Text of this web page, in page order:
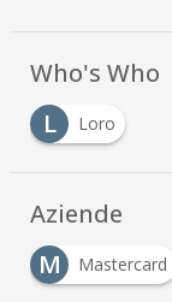
Who's Who
L
Loro
Aziende
M
Mastercard